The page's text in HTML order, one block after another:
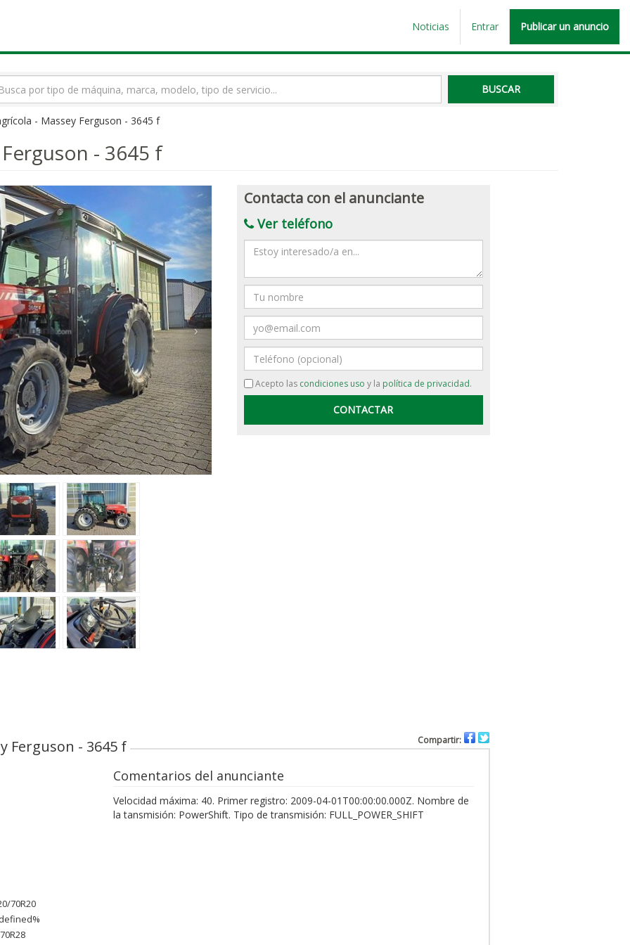
Noticias Entrar Publicar un anuncio
- Massey Ferguson - 3645 f
- 3645 f
›
Contacta con el anunciante
Ver teléfono
Mensaje
Nombre
Email
Teléfono
Acepto las condiciones uso y la política de privacidad.
Ferguson - 3645 f Compartir:
70R20
Comentarios del anunciante
Velocidad máxima: 40. Primer registro: 2009-04-01T00:00:00.000Z. Nombre de
la tansmisión: PowerShift. Tipo de transmisión: FULL_POWER_SHIFT